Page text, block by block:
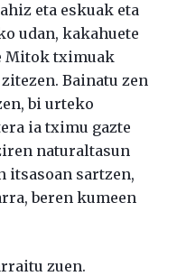
eta eskuak eta
udan, kakahuete
Mitok tximuak
Bainatu zen
bi urteko
ia tximu gazte
naturaltasun
itsasoan sartzen,
beren kumeen
zuen.